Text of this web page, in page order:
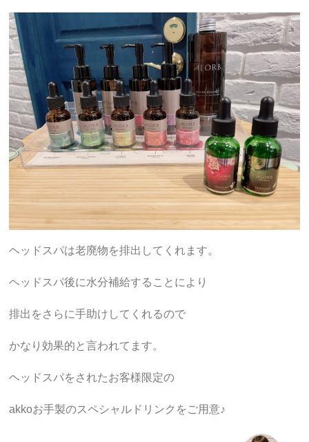
ヘッドスパは老廃物を排出してくれます。
ヘッドスパ後に水分補給することにより
排出をさらに手助けしてくれるので
かなり効果的と言われてます。
ヘッドスパをされたお客様限定の
akkoお手製のスペシャルドリンクをご用意♪